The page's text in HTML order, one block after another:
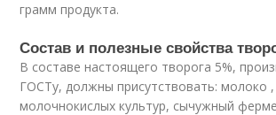
грамм продукта.
Состав и полезные свойства
В составе настоящего творога 5%,
ГОСТу, должны присутствовать: молоко ,
молочнокислых культур, сычужный